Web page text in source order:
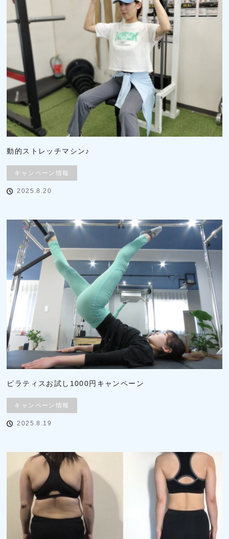
動的ストレッチマシン♪
キャンペーン情報
2025.8.20
ピラティスお試し1000円キャンペーン
キャンペーン情報
2025.8.19